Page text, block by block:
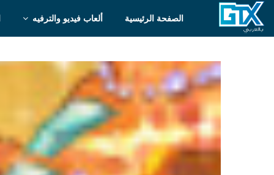
الصفحة الرئيسية ألعاب فيديو والترفيه